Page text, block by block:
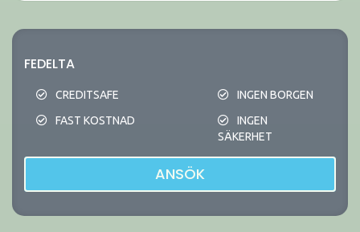
FEDELTA
CREDITSAFE
FAST KOSTNAD
INGEN BORGEN
INGEN
SÄKERHET
ANSÖK